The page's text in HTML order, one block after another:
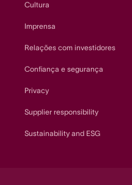
Cultura
Imprensa
Relações com investidores
Confiança e segurança
Privacy
Supplier responsibility
Sustainability and ESG